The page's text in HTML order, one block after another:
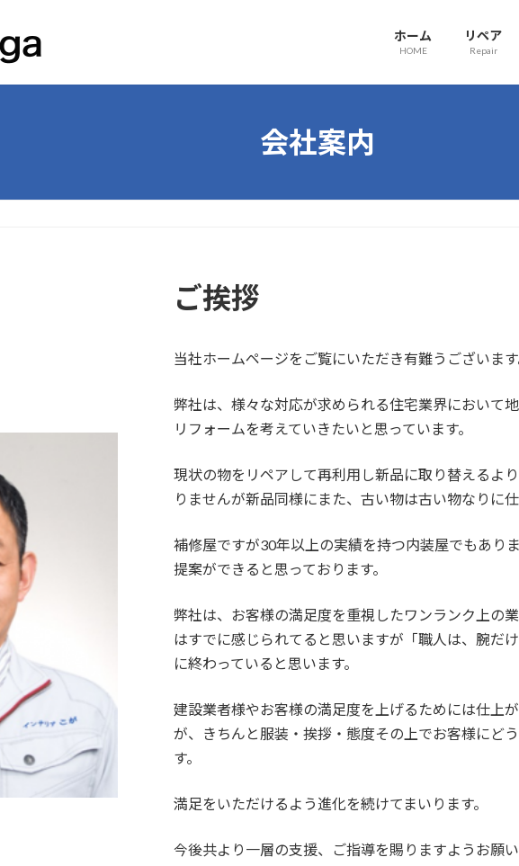
ホーム
HOME
リペア
Repair
会社案内
ご挨拶
当社ホームページをご覧にいただき有難うございま
弊社は、様々な対応が求められる住宅業界において
リフォームを考えていきたいと思っています。
現状の物をリペアして再利用し新品に取り替えるよ
りませんが新品同様にまた、古い物は古い物なりに
補修屋ですが30年以上の実績を持つ内装屋でもあり
提案ができると思っております。
弊社は、お客様の満足度を重視したワンランク上の
はすでに感じられてると思いますが「職人は、腕だ
に終わっていると思います。
建設業者様やお客様の満足度を上げるためには仕上
が、きちんと服装・挨拶・態度その上でお客様にど
す。
満足をいただけるよう進化を続けてまいります。
今後共より一層の支援、ご指導を賜りますようお願